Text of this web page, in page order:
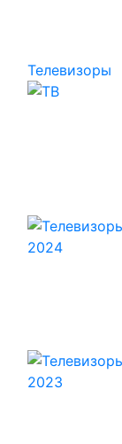
Телевизоры